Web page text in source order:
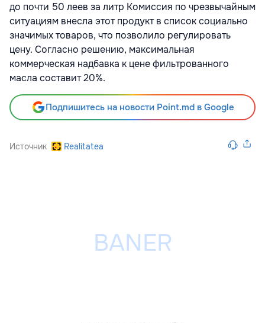
до почти 50 леев за литр Комиссия по чрезвычайным
ситуациям внесла этот продукт в список социально
значимых товаров, что позволило регулировать
цену. Согласно решению, максимальная
коммерческая надбавка к цене фильтрованного
масла составит 20%.
Подпишитесь на новости Point.md в Google
Источник Realitatea